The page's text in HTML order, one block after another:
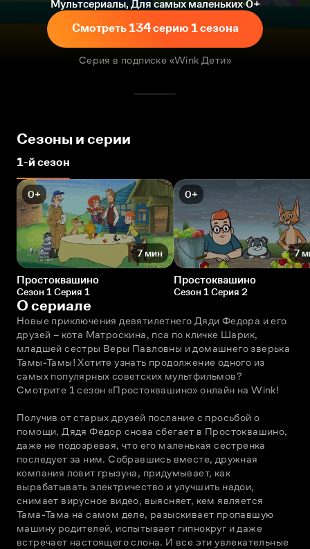
Мультсериалы, Для самых маленьких 0+
Смотреть 134 серию 1 сезона
Серия в подписке «Wink Дети»
Сезоны и серии
1-й сезон
0+
7 мин
Простоквашино
Сезон 1 Серия 1
0+
7
Простоквашино
Сезон 1 Серия 2
О сериале
Новые приключения девятилетнего Дяди Федора и его
друзей – кота Матроскина, пса по кличке Шарик,
младшей сестры Веры Павловны и домашнего зверька
Тамы-Тамы! Хотите узнать продолжение одного из
самых популярных советских мультфильмов?
Смотрите 1 сезон «Простоквашино» онлайн на Wink!
Получив от старых друзей послание с просьбой о
помощи, Дядя Федор снова сбегает в Простоквашино,
даже не подозревая, что его маленькая сестренка
последует за ним. Собравшись вместе, дружная
компания ловит грызуна, придумывает, как
вырабатывать электричество и улучшить надои,
снимает вирусное видео, выясняет, кем является
Тама-Тама на самом деле, разыскивает пропавшую
машину родителей, испытывает гипнокруг и даже
встречает настоящего слона. И все эти увлекательные